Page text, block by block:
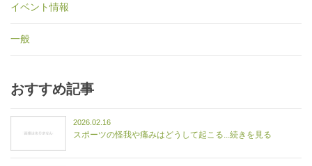
イベント情報
一般
おすすめ記事
2026.02.16
スポーツの怪我や痛みはどうして起こる...続きを見る